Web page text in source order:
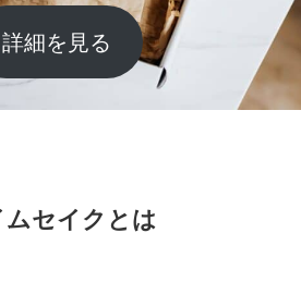
詳細を見る
ムセイクとは